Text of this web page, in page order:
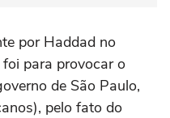
por Haddad no
para provocar o
de São Paulo,
pelo fato do